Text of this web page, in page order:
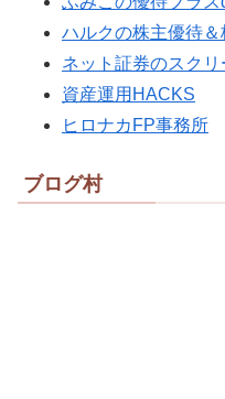
ハルクの株主優待
ネット証券のスク
資産運用HACKS
ヒロナカFP事務所
ブログ村